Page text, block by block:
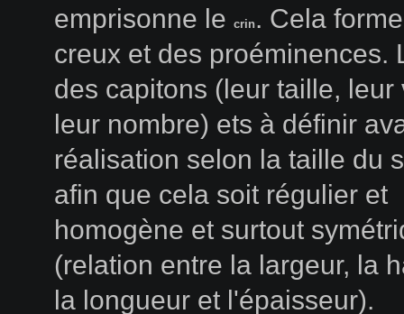
emprisonne le crin. Cela
creux et des proéminences.
des capitons (leur taille, leur
leur nombre) ets à définir
réalisation selon la taille du
afin que cela soit régulier et
homogène et surtout
(relation entre la largeur, la
la longueur et l'épaisseur).